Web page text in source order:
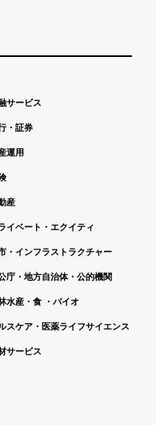
サービス
・証券
運用
産
イベート・エクイティ
・インフラストラクチャー
庁・地方自治体・公的機関
水産・食 ・バイオ
スケア・医薬ライフサイエンス
サービス